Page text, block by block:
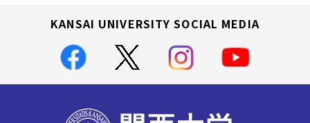
KANSAI UNIVERSITY SOCIAL MEDIA